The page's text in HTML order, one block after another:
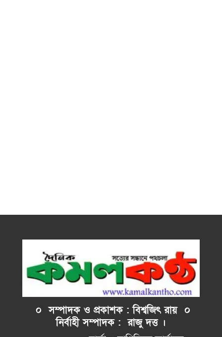
০ সম্পাদক ও প্রকাশক : বিশ্বজিৎ রায় ০
নির্বাহীসম্পাদক : রাজু দত্ত ।